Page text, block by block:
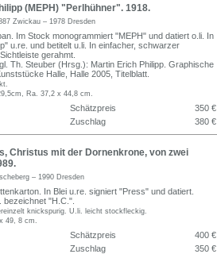
(MEPH) "Perlhühner". 1918.
Zwickau – 1978 Dresden
Im Stock monogrammiert "MEPH" und datiert o.li. In
u.re. und betitelt u.li. In einfacher, schwarzer
gerahmt.
Th. Steuber (Hrsg.): Martin Erich Philipp. Graphische
Halle, Halle 2005, Titelblatt.
Ra. 37,2 x 44,8 cm.
Schätzpreis
350 €
Zuschlag
380 €
Christus mit der Dornenkrone, von zwei
– 1990 Dresden
In Blei u.re. signiert "Press" und datiert.
bezeichnet "H.C.".
knickspurig. U.li. leicht stockfleckig.
49, 8 cm.
Schätzpreis
400 €
Zuschlag
350 €